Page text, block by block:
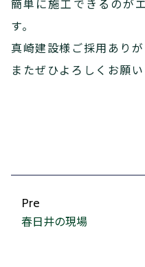
す。
真崎建設様ご採用あり
またぜひよろしくお願い
Pre
春日井の現場